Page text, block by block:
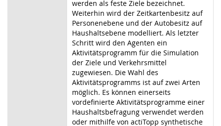
werden als feste Ziele bezeichnet.
Weiterhin wird der Zeitkartenbesitz auf
Personenebene und der Autobesitz auf
Haushaltsebene modelliert. Als letzter
Schritt wird den Agenten ein
Aktivitätsprogramm für die Simulation
der Ziele und Verkehrsmittel
zugewiesen. Die Wahl des
Aktivitätsprogramms ist auf zwei Arten
möglich. Es können einerseits
vordefinierte Aktivitätsprogramme einer
Haushaltsbefragung verwendet werden
oder mithilfe von actiTopp synthetische